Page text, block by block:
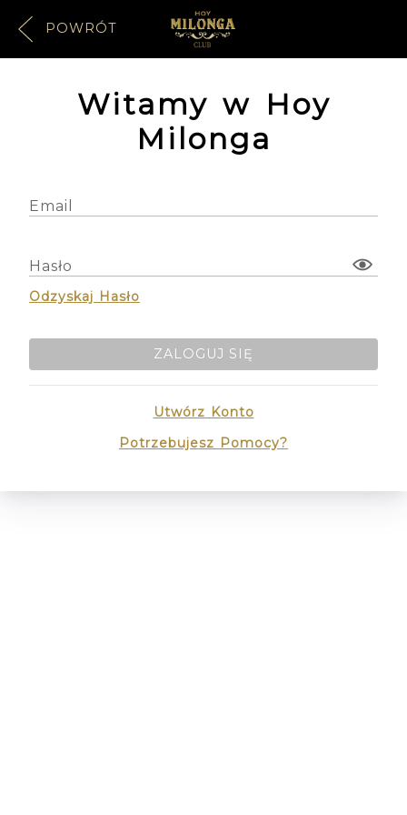
POWRÓT
Witamy w Hoy
Milonga
Email
Hasło
Odzyskaj Hasło
ZALOGUJ SIĘ
Utwórz Konto
Potrzebujesz Pomocy?